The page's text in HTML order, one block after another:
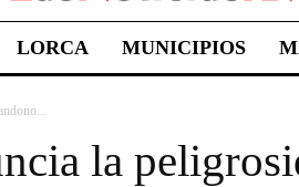
LORCA MUNICIPIOS
la